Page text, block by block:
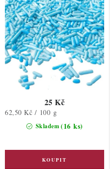
Skladem(16 ks)
25 Kč
Měrná
62,50 Kč / 100 g